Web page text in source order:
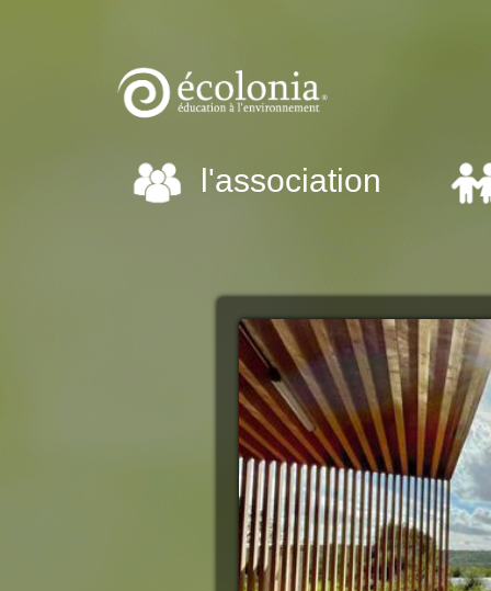
l'association